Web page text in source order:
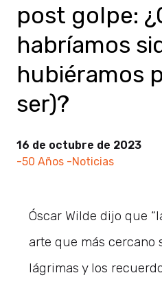
post golpe:
habríamos
hubiéramos
ser)?
16 de octubre de 2023
-50 Años -Noticias
Óscar Wilde dijo que
arte que más cercano
lágrimas y los